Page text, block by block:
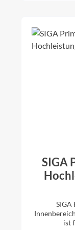
bei
SIGA
SIGA
ist